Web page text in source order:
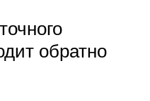
обратно